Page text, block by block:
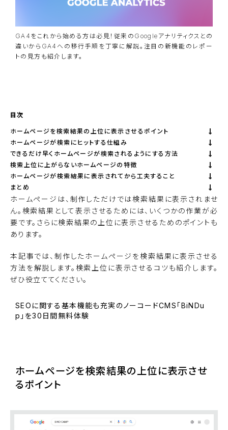
GA4をこれから始める方は必見！従来のGoogleアナリティクスとの
違いからGA4への移行手順を丁寧に解説。注目の新機能のレポー
トの見方も紹介します。
目次
ホームページを検索結果の上位に表示させるポイント
ホームページが検索にヒットする仕組み
できるだけ早くホームページが検索されるようにする方法
検索上位に上がらないホームページの特徴
ホームページが検索結果に表示されてから工夫すること
まとめ
ホームページは、制作しただけでは検索結果に表示されませ
ん。検索結果として表示させるためには、いくつかの作業が必
要です。さらに検索結果の上位に表示させるためのポイントも
あります。
本記事では、制作したホームページを検索結果に表示させる
方法を解説します。検索上位に表示させるコツも紹介します。
ぜひ役立ててください。
SEOに関する基本機能も充実のノーコードCMS「BiNDu
p」を30日間無料体験
ホームページを検索結果の上位に表示させ
るポイント